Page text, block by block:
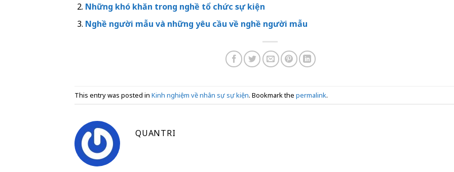
Những khó khăn trong nghề tổ chức sự kiện
Nghề người mẫu và những yêu cầu về nghề người mẫu
This entry was posted in Kinh nghiệm về nhân sự sự kiện. Bookmark the permalink.
QUANTRI